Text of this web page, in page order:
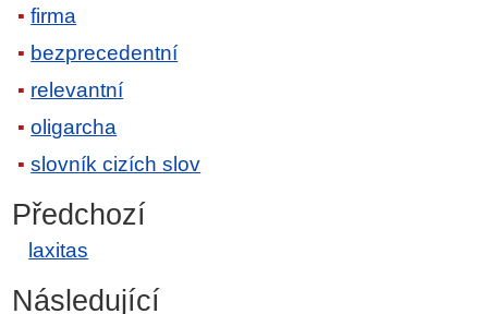
firma
bezprecedentní
relevantní
oligarcha
slovník cizích slov
Předchozí
laxitas
Následující